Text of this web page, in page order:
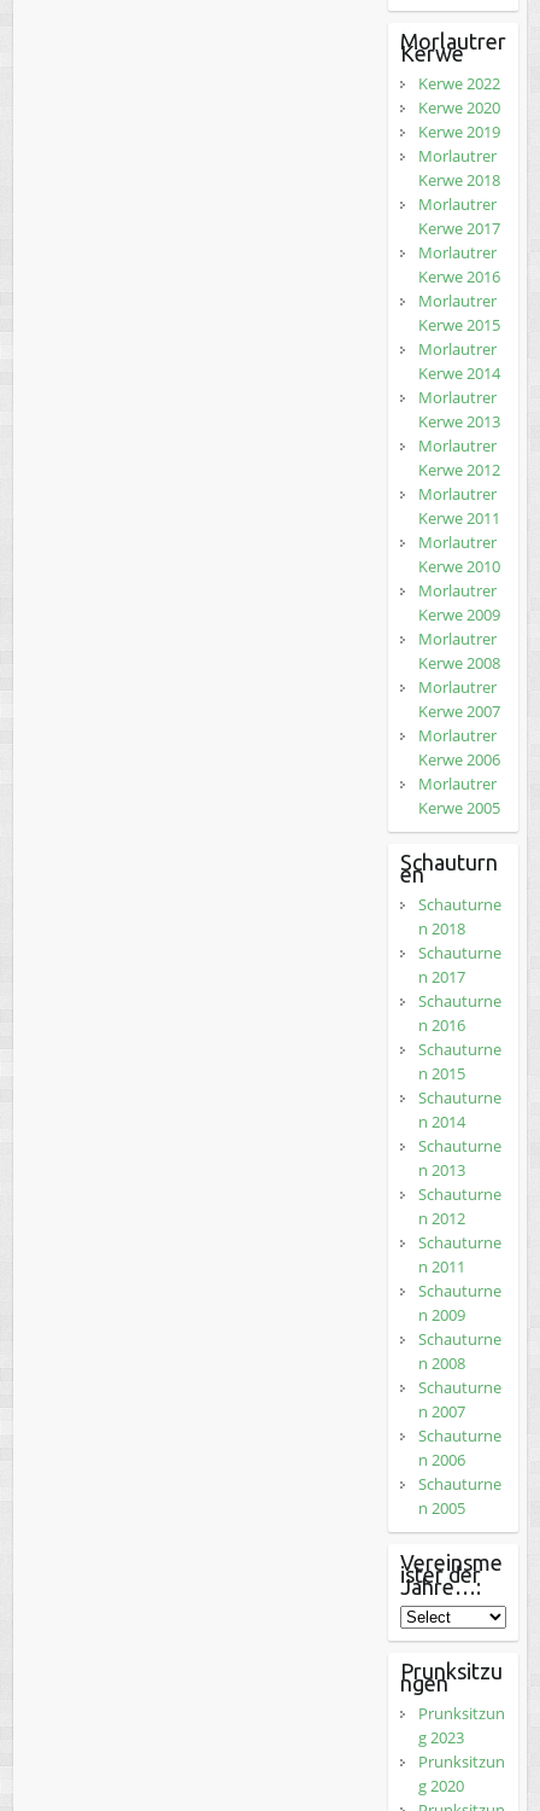
Morlautrer
Kerwe
Kerwe 2022
Kerwe 2020
Kerwe 2019
Morlautrer
Kerwe 2018
Morlautrer
Kerwe 2017
Morlautrer
Kerwe 2016
Morlautrer
Kerwe 2015
Morlautrer
Kerwe 2014
Morlautrer
Kerwe 2013
Morlautrer
Kerwe 2012
Morlautrer
Kerwe 2011
Morlautrer
Kerwe 2010
Morlautrer
Kerwe 2009
Morlautrer
Kerwe 2008
Morlautrer
Kerwe 2007
Morlautrer
Kerwe 2006
Morlautrer
Kerwe 2005
Schauturn
en
Schauturne
n 2018
Schauturne
n 2017
Schauturne
n 2016
Schauturne
n 2015
Schauturne
n 2014
Schauturne
n 2013
Schauturne
n 2012
Schauturne
n 2011
Schauturne
n 2009
Schauturne
n 2008
Schauturne
n 2007
Schauturne
n 2006
Schauturne
n 2005
Vereinsme
ister der
Jahre…:
Prunksitzu
ngen
Prunksitzun
g 2023
Prunksitzun
g 2020